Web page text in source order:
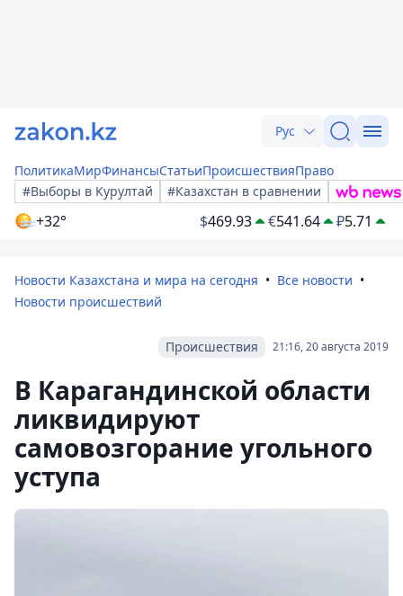
Рус
ПолитикаМирФинансыСтатьиПроисшествияПраво
#Выборы в Курултай
#Казахстан в сравнении
+32° $469.93 €541.64 ₽5.71
Новости Казахстана и мира на сегодня
Все новости
Новости происшествий
21:16, 20 августа 2019
Происшествия
В Карагандинской области
ликвидируют
самовозгорание угольного
уступа